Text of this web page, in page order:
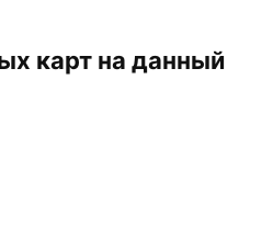
карт на данный